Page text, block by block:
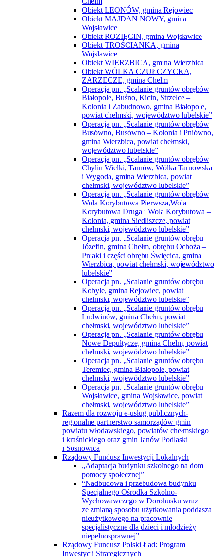
Obiekt LEONÓW, gmina Rejowiec
Obiekt MAJDAN NOWY, gmina
Wojsławice
Obiekt ROZIĘCIN, gmina Wojsławice
Obiekt TROŚCIANKA, gmina
Wojsławice
Obiekt WIERZBICA, gmina Wierzbica
Obiekt WÓLKA CZUŁCZYCKA,
ZARZECZE, gmina Chełm
Operacja pn. „Scalanie gruntów obrębów
Białopole, Buśno, Kicin, Strzelce –
Kolonia i Zabudnowo, gmina Białopole,
powiat chełmski, województwo lubelskie”
Operacja pn. „Scalanie gruntów obrębów
Busówno, Busówno – Kolonia i Pniówno,
gmina Wierzbica, powiat chełmski,
województwo lubelskie”
Operacja pn. „Scalanie gruntów obrębów
Chylin Wielki, Tarnów, Wólka Tarnowska
i Wygoda, gmina Wierzbica, powiat
chełmski, województwo lubelskie”
Operacja pn. „Scalanie gruntów obrębów
Wola Korybutowa Pierwsza,Wola
Korybutowa Druga i Wola Korybutowa –
Kolonia, gmina Siedliszcze, powiat
chełmski, województwo lubelskie”
Operacja pn. „Scalanie gruntów obrębu
Józefin, gmina Chełm, obrębu Ochoża –
Pniaki i części obrębu Święcica, gmina
Wierzbica, powiat chełmski, województwo
lubelskie”
Operacja pn. „Scalanie gruntów obrębu
Kobyle, gmina Rejowiec, powiat
chełmski, województwo lubelskie”
Operacja pn. „Scalanie gruntów obrębu
Ludwinów, gmina Chełm, powiat
chełmski, województwo lubelskie”
Operacja pn. „Scalanie gruntów obrębu
Nowe Depułtycze, gmina Chełm, powiat
chełmski, województwo lubelskie”
Operacja pn. „Scalanie gruntów obrębu
Teremiec, gmina Białopole, powiat
chełmski, województwo lubelskie”
Operacja pn. „Scalanie gruntów obrębu
Wojsławice, gmina Wojsławice, powiat
chełmski, województwo lubelskie”
Razem dla rozwoju e-usług publicznych-
regionalne partnerstwo samorządów gmin
powiatu włodawskiego, powiatów chełmskiego
i kraśnickiego oraz gmin Janów Podlaski
i Sosnowica
Rządowy Fundusz Inwestycji Lokalnych
„Adaptacja budynku szkolnego na dom
pomocy społecznej”
“Nadbudowa i przebudowa budynku
Specjalnego Ośrodka Szkolno-
Wychowawczego w Dorohusku wraz
ze zmianą sposobu użytkowania poddasza
nieużytkowego na pracownie
specjalistyczne dla dzieci i młodzieży
niepełnosprawnej”
Rządowy Fundusz Polski Ład: Program
Inwestycji Strategicznych